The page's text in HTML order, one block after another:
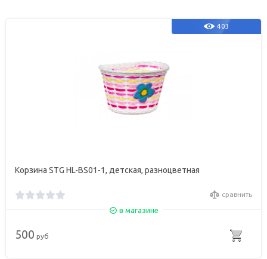
403
Корзина STG HL-BS01-1, детская, разноцветная
сравнить
в магазине
500 руб